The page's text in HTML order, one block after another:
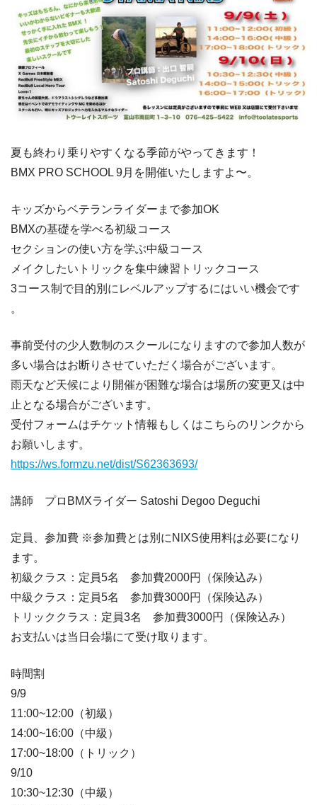
夏も終わり乗りやすくなる季節がやってきます！
BMX PRO SCHOOL 9月を開催いたしますよ〜。
キッズからベテランライダーまで参加OK
BMXの基礎を学べる初級コース
セクションの使い方を学ぶ中級コース
メイクしたいトリックを集中練習トリックコース
3コース制で目的別にレベルアップするにはいい機会です
。
事前受付の少人数制のスクールになりますので参加人数が
多い場合はお断りさせていただく場合がございます。
雨天など天候により開催が困難な場合は場所の変更又は中
止となる場合がございます。
受付フォームはチケット情報もしくはこちらのリンクから
お願いします。
https://ws.formzu.net/dist/S62363693/
講師 プロBMXライダー Satoshi Degoo Deguchi
定員、参加費 ※参加費とは別にNIXS使用料は必要になり
ます。
初級クラス：定員5名 参加費2000円（保険込み）
中級クラス：定員5名 参加費3000円（保険込み）
トリッククラス：定員3名 参加費3000円（保険込み）
お支払いは当日会場にて受け取ります。
時間割
9/9
11:00~12:00（初級）
14:00~16:00（中級）
17:00~18:00（トリック）
9/10
10:30~12:30（中級）